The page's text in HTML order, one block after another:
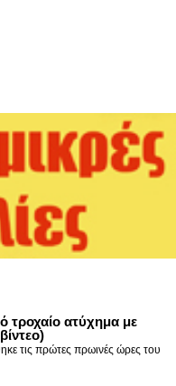
τροχαίο ατύχημα με
τις πρώτες πρωινές ώρες του